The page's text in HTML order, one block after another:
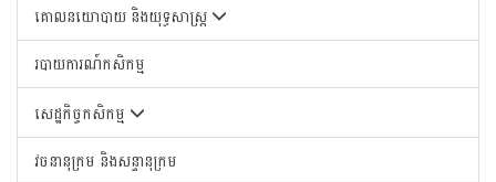
គោលនយោបាយ និងយុទ្ធសាស្រ្ត
របាយការណ៍កសិកម្ម
សេដ្ឋកិច្ចកសិកម្ម
វចនានុក្រម និងសន្ទានុក្រម